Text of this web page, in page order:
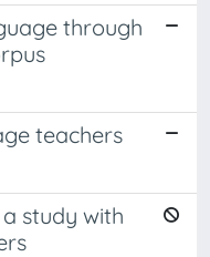
through
teachers
study with